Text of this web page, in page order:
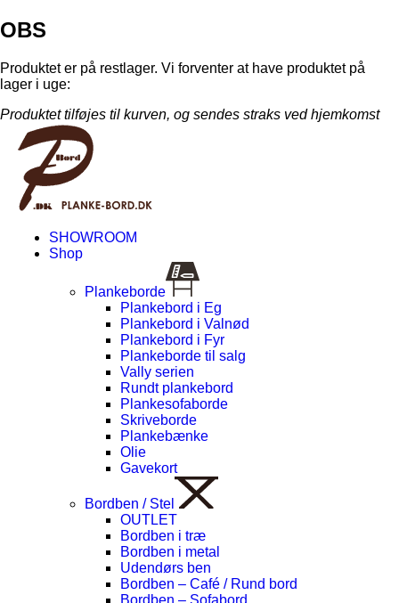
OBS
Produktet er på restlager. Vi forventer at have produktet på
lager i uge:
Produktet tilføjes til kurven, og sendes straks ved hjemkomst
SHOWROOM
Shop
Plankeborde
Plankebord i Eg
Plankebord i Valnød
Plankebord i Fyr
Plankeborde til salg
Vally serien
Rundt plankebord
Plankesofaborde
Skriveborde
Plankebænke
Olie
Gavekort
Bordben / Stel
OUTLET
Bordben i træ
Bordben i metal
Udendørs ben
Bordben – Café / Rund bord